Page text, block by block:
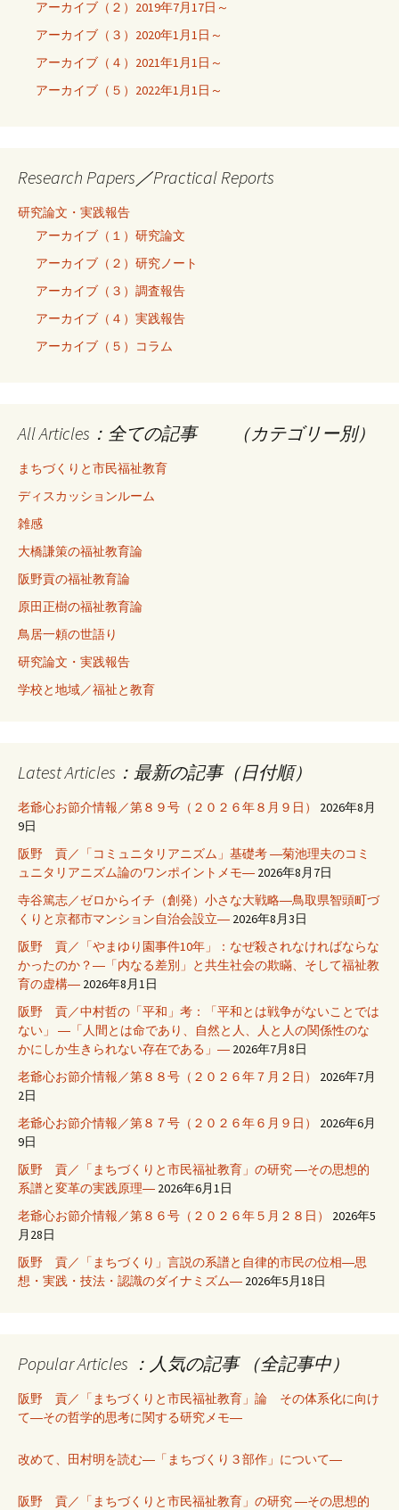
アーカイブ（２）2019年7月17日～
アーカイブ（３）2020年1月1日～
アーカイブ（４）2021年1月1日～
アーカイブ（５）2022年1月1日～
Research Papers／Practical Reports
研究論文・実践報告
アーカイブ（１）研究論文
アーカイブ（２）研究ノート
アーカイブ（３）調査報告
アーカイブ（４）実践報告
アーカイブ（５）コラム
All Articles：全ての記事 （カテゴリー別）
まちづくりと市民福祉教育
ディスカッションルーム
雑感
大橋謙策の福祉教育論
阪野貢の福祉教育論
原田正樹の福祉教育論
鳥居一頼の世語り
研究論文・実践報告
学校と地域／福祉と教育
Latest Articles：最新の記事（日付順）
老爺心お節介情報／第８９号（２０２６年８月９日）
2026年8月
9日
阪野 貢／「コミュニタリアニズム」基礎考 ―菊池理夫のコミ
ュニタリアニズム論のワンポイントメモ― 2026年8月7日
寺谷篤志／ゼロからイチ（創発）小さな大戦略―鳥取県智頭町づ
くりと京都市マンション自治会設立― 2026年8月3日
阪野 貢／「やまゆり園事件10年」：なぜ殺されなければならな
かったのか？―「内なる差別」と共生社会の欺瞞、そして福祉教
育の虚構― 2026年8月1日
阪野 貢／中村哲の「平和」考：「平和とは戦争がないことでは
ない」 ―「人間とは命であり、自然と人、人と人の関係性のな
かにしか生きられない存在である」― 2026年7月8日
老爺心お節介情報／第８８号（２０２６年７月２日）
2026年7月
2日
老爺心お節介情報／第８７号（２０２６年６月９日）
2026年6月
9日
阪野 貢／「まちづくりと市民福祉教育」の研究 ―その思想的
系譜と変革の実践原理― 2026年6月1日
老爺心お節介情報／第８６号（２０２６年５月２８日）
2026年5
月28日
阪野 貢／「まちづくり」言説の系譜と自律的市民の位相―思
想・実践・技法・認識のダイナミズム― 2026年5月18日
Popular Articles ：人気の記事 （全記事中）
阪野 貢／「まちづくりと市民福祉教育」論 その体系化に向け
て―その哲学的思考に関する研究メモ―
改めて、田村明を読む―「まちづくり３部作」について―
阪野 貢／「まちづくりと市民福祉教育」の研究 ―その思想的